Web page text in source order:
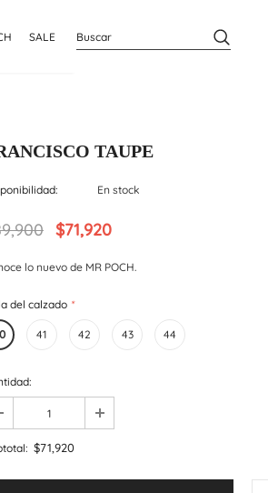
SALE
TAUPE
En stock
$71,920
lo nuevo de MR POCH.
del calzado *
41 42 43 44
$71,920